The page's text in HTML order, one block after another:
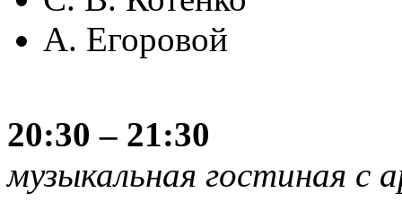
А. Егоровой
20:30 – 21:30
музыкальная гостиная с